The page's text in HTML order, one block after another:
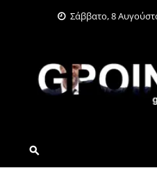
Σάββατο, 8
G-